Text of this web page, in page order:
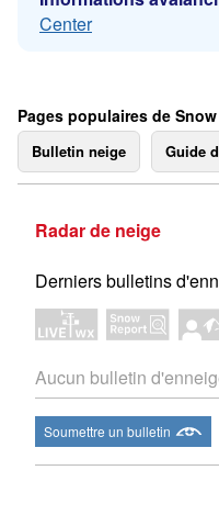
Center
Pages populaires de
Bulletin neige Guide
Radar de neige
Derniers bulletins
Aucun bulletin
Soumettre un bulletin